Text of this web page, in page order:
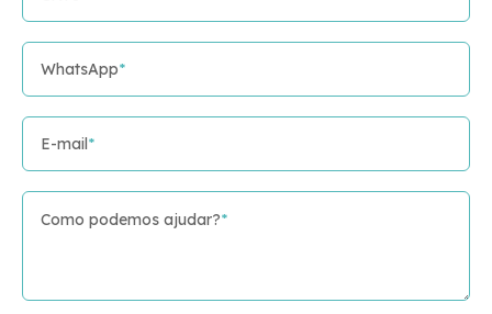
MAIS
WhatsApp*
E-mail*
Como podemos ajudar?*